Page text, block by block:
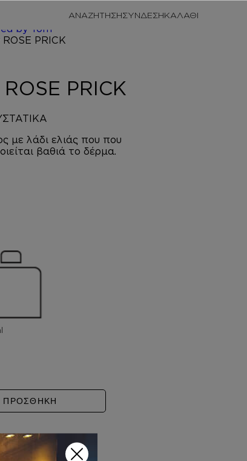
ΑΝΑΖΗΤΗΣΗΣΥΝΔΕΣΗ
by Tom
PRICK
με λάδι ελιάς που που
βαθιά το δέρμα.
ποσότητα
ΠΡΟΣΘΗΚΗ